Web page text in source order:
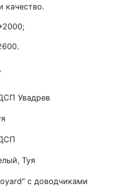
качество.
Увадрев
Туя
с доводчиками